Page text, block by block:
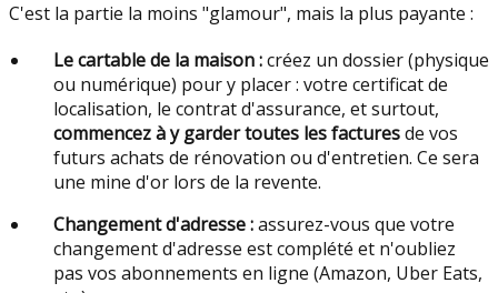
C'est la partie la moins "glamour", mais la plus payante :
Le cartable de la maison :créez un dossier (physique
ou numérique) pour y placer : votre certificat de
localisation, le contrat d'assurance, et surtout,
commencez à y garder toutes les facturesde vos
futurs achats de rénovation ou d'entretien. Ce sera
une mine d'or lors de la revente.
Changement d'adresse :assurez-vous que votre
changement d'adresse est complété et n'oubliez
pas vos abonnements en ligne (Amazon, Uber Eats,